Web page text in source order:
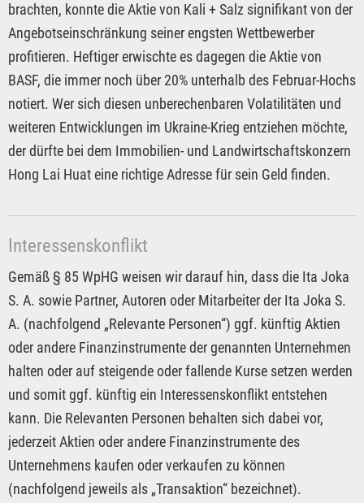
brachten, konnte die Aktie von Kali + Salz signifikant von der
Angebotseinschränkung seiner engsten Wettbewerber
profitieren. Heftiger erwischte es dagegen die Aktie von
BASF, die immer noch über 20% unterhalb des Februar-Hochs
notiert. Wer sich diesen unberechenbaren Volatilitäten und
weiteren Entwicklungen im Ukraine-Krieg entziehen möchte,
der dürfte bei dem Immobilien- und Landwirtschaftskonzern
Hong Lai Huat eine richtige Adresse für sein Geld finden.
Interessenskonflikt
Gemäß § 85 WpHG weisen wir darauf hin, dass die Ita Joka
S. A. sowie Partner, Autoren oder Mitarbeiter der Ita Joka S.
A. (nachfolgend „Relevante Personen“) ggf. künftig Aktien
oder andere Finanzinstrumente der genannten Unternehmen
halten oder auf steigende oder fallende Kurse setzen werden
und somit ggf. künftig ein Interessenskonflikt entstehen
kann. Die Relevanten Personen behalten sich dabei vor,
jederzeit Aktien oder andere Finanzinstrumente des
Unternehmens kaufen oder verkaufen zu können
(nachfolgend jeweils als „Transaktion“ bezeichnet).